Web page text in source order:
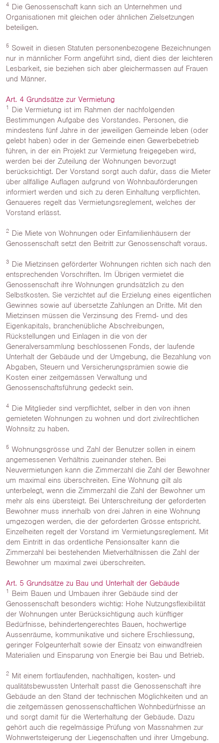
4 Die Genossenschaft kann sich an Unternehmen und
Organisationen mit gleichen oder ähnlichen Zielsetzungen
beteiligen.
5 Soweit in diesen Statuten personenbezogene Bezeichnungen
nur in männlicher Form angeführt sind, dient dies der leichteren
Lesbarkeit, sie beziehen sich aber gleichermassen auf Frauen
und Männer.
Art. 4 Grundsätze zur Vermietung
1 Die Vermietung ist im Rahmen der nachfolgenden
Bestimmungen Aufgabe des Vorstandes. Personen, die
mindestens fünf Jahre in der jeweiligen Gemeinde leben (oder
gelebt haben) oder in der Gemeinde einen Gewerbebetrieb
führen, in der ein Projekt zur Vermietung freigegeben wird,
werden bei der Zuteilung der Wohnungen bevorzugt
berücksichtigt. Der Vorstand sorgt auch dafür, dass die Mieter
über allfällige Auflagen aufgrund von Wohnbauförderungen
informiert werden und sich zu deren Einhaltung verpflichten.
Genaueres regelt das Vermietungsreglement, welches der
Vorstand erlässt.
2 Die Miete von Wohnungen oder Einfamilienhäusern der
Genossenschaft setzt den Beitritt zur Genossenschaft voraus.
3 Die Mietzinsen geförderter Wohnungen richten sich nach den
entsprechenden Vorschriften. Im Übrigen vermietet die
Genossenschaft ihre Wohnungen grundsätzlich zu den
Selbstkosten. Sie verzichtet auf die Erzielung eines eigentlichen
Gewinnes sowie auf übersetzte Zahlungen an Dritte. Mit den
Mietzinsen müssen die Verzinsung des Fremd- und des
Eigenkapitals, branchenübliche Abschreibungen,
Rückstellungen und Einlagen in die von der
Generalversammlung beschlossenen Fonds, der laufende
Unterhalt der Gebäude und der Umgebung, die Bezahlung von
Abgaben, Steuern und Versicherungsprämien sowie die
Kosten einer zeitgemässen Verwaltung und
Genossenschaftsführung gedeckt sein.
4 Die Mitglieder sind verpflichtet, selber in den von ihnen
gemieteten Wohnungen zu wohnen und dort zivilrechtlichen
Wohnsitz zu haben.
5 Wohnungsgrösse und Zahl der Benutzer sollen in einem
angemessenen Verhältnis zueinander stehen. Bei
Neuvermietungen kann die Zimmerzahl die Zahl der Bewohner
um maximal eins überschreiten. Eine Wohnung gilt als
unterbelegt, wenn die Zimmerzahl die Zahl der Bewohner um
mehr als eins übersteigt. Bei Unterschreitung der geforderten
Bewohner muss innerhalb von drei Jahren in eine Wohnung
umgezogen werden, die der geforderten Grösse entspricht.
Einzelheiten regelt der Vorstand im Vermietungsreglement. Mit
dem Eintritt in das ordentliche Pensionsalter kann die
Zimmerzahl bei bestehenden Mietverhältnissen die Zahl der
Bewohner um maximal zwei überschreiten.
Art. 5 Grundsätze zu Bau und Unterhalt der Gebäude
1 Beim Bauen und Umbauen ihrer Gebäude sind der
Genossenschaft besonders wichtig: Hohe Nutzungsflexibilität
der Wohnungen unter Berücksichtigung auch künftiger
Bedürfnisse, behindertengerechtes Bauen, hochwertige
Aussenräume, kommunikative und sichere Erschliessung,
geringer Folgeunterhalt sowie der Einsatz von einwandfreien
Materialien und Einsparung von Energie bei Bau und Betrieb.
2 Mit einem fortlaufenden, nachhaltigen, kosten- und
qualitätsbewussten Unterhalt passt die Genossenschaft ihre
Gebäude an den Stand der technischen Möglichkeiten und an
die zeitgemässen genossenschaftlichen Wohnbedürfnisse an
und sorgt damit für die Werterhaltung der Gebäude. Dazu
gehört auch die regelmässige Prüfung von Massnahmen zur
Wohnwertsteigerung der Liegenschaften und ihrer Umgebung.